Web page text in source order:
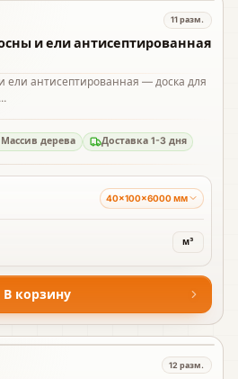
11разм.
и ели антисептированная
ели антисептированная — доска для
Массив дерева Доставка 1-3 дня
40×100×6000 мм
м³
В корзину
12 разм.